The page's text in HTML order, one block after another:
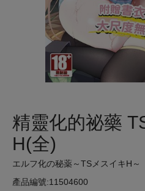
精靈化的祕藥
H(全)
エルフ化の秘薬～TSメスイキH～
產品編號:11504600